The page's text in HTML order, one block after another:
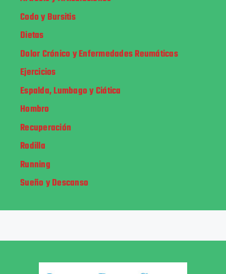
Codo y Bursitis
Dietas
Dolor Crónico y Enfermedades Reumáticas
Ejercicios
Espalda, Lumbago y Ciática
Hombro
Recuperación
Rodilla
Running
Sueño y Descanso